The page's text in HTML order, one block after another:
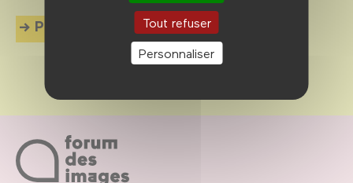
Tout refuser
Personnaliser
Plus d'info